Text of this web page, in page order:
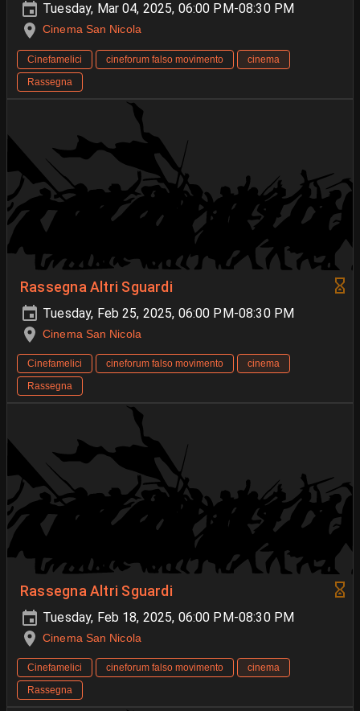
Tuesday, Mar 04, 2025, 06:00 PM-08:30 PM
Cinema San Nicola
Cinefamelici cineforum falso movimento
cinema
Rassegna
Rassegna Altri Sguardi
Tuesday, Feb 25, 2025, 06:00 PM-08:30 PM
Cinema San Nicola
Cinefamelici cineforum falso movimento
cinema
Rassegna
Rassegna Altri Sguardi
Tuesday, Feb 18, 2025, 06:00 PM-08:30 PM
Cinema San Nicola
Cinefamelici cineforum falso movimento
cinema
Rassegna